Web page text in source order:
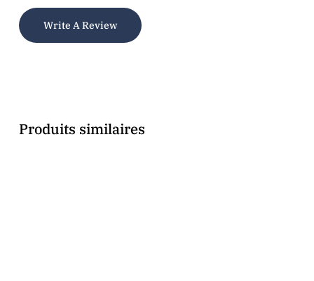
Butter*, CI 77492, Polyhydroxystearic Acid,
Mica, Secale Cereale Seed Extract,
*Ingrédients issus de l’Agriculture
Biologique.
Write A Review
Produits similaires